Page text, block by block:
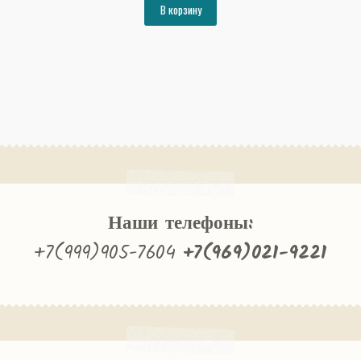
составляла
20983₽.
В корзину
Наши телефоны:
+7(999)905-7604 +7(969)021-9221